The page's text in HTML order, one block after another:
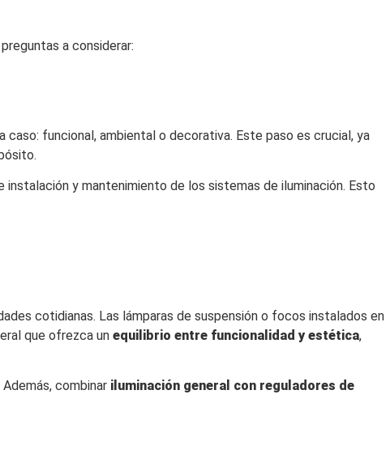
a considerar:
funcional, ambiental o decorativa. Este paso es crucial, ya
y mantenimiento de los sistemas de iluminación. Esto
cotidianas. Las lámparas de suspensión o focos instalados en
que ofrezca un equilibrio entre funcionalidad y estética,
combinar iluminación general con reguladores de